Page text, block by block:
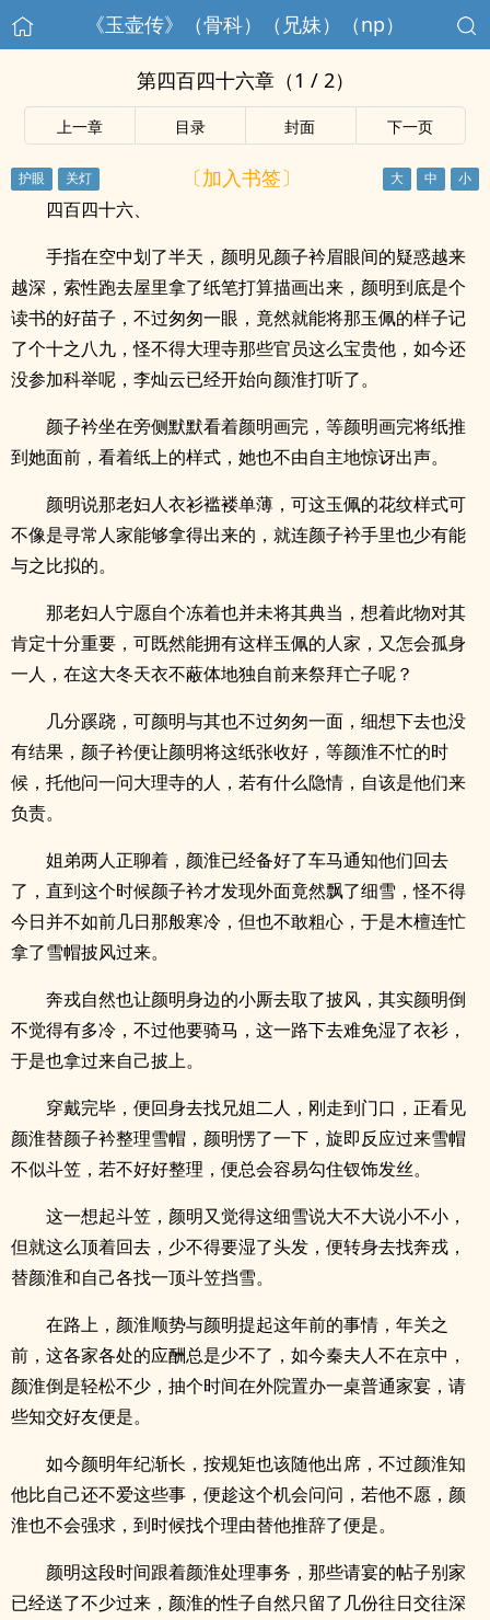
《玉壶传》（骨科）（兄妹）（np）
第四百四十六章（1 / 2）
上一章 目录 封面 下一页
〔加入书签〕
四百四十六、
手指在空中划了半天，颜明见颜子衿眉眼间的疑惑越来
越深，索性跑去屋里拿了纸笔打算描画出来，颜明到底是个
读书的好苗子，不过匆匆一眼，竟然就能将那玉佩的样子记
了个十之八九，怪不得大理寺那些官员这么宝贵他，如今还
没参加科举呢，李灿云已经开始向颜淮打听了。
颜子衿坐在旁侧默默看着颜明画完，等颜明画完将纸推
到她面前，看着纸上的样式，她也不由自主地惊讶出声。
颜明说那老妇人衣衫褴褛单薄，可这玉佩的花纹样式可
不像是寻常人家能够拿得出来的，就连颜子衿手里也少有能
与之比拟的。
那老妇人宁愿自个冻着也并未将其典当，想着此物对其
肯定十分重要，可既然能拥有这样玉佩的人家，又怎会孤身
一人，在这大冬天衣不蔽体地独自前来祭拜亡子呢？
几分蹊跷，可颜明与其也不过匆匆一面，细想下去也没
有结果，颜子衿便让颜明将这纸张收好，等颜淮不忙的时
候，托他问一问大理寺的人，若有什么隐情，自该是他们来
负责。
姐弟两人正聊着，颜淮已经备好了车马通知他们回去
了，直到这个时候颜子衿才发现外面竟然飘了细雪，怪不得
今日并不如前几日那般寒冷，但也不敢粗心，于是木檀连忙
拿了雪帽披风过来。
奔戎自然也让颜明身边的小厮去取了披风，其实颜明倒
不觉得有多冷，不过他要骑马，这一路下去难免湿了衣衫，
于是也拿过来自己披上。
穿戴完毕，便回身去找兄姐二人，刚走到门口，正看见
颜淮替颜子衿整理雪帽，颜明愣了一下，旋即反应过来雪帽
不似斗笠，若不好好整理，便总会容易勾住钗饰发丝。
这一想起斗笠，颜明又觉得这细雪说大不大说小不小，
但就这么顶着回去，少不得要湿了头发，便转身去找奔戎，
替颜淮和自己各找一顶斗笠挡雪。
在路上，颜淮顺势与颜明提起这年前的事情，年关之
前，这各家各处的应酬总是少不了，如今秦夫人不在京中，
颜淮倒是轻松不少，抽个时间在外院置办一桌普通家宴，请
些知交好友便是。
如今颜明年纪渐长，按规矩也该随他出席，不过颜淮知
他比自己还不爱这些事，便趁这个机会问问，若他不愿，颜
淮也不会强求，到时候找个理由替他推辞了便是。
颜明这段时间跟着颜淮处理事务，那些请宴的帖子别家
已经送了不少过来，颜淮的性子自然只留了几份往日交往深